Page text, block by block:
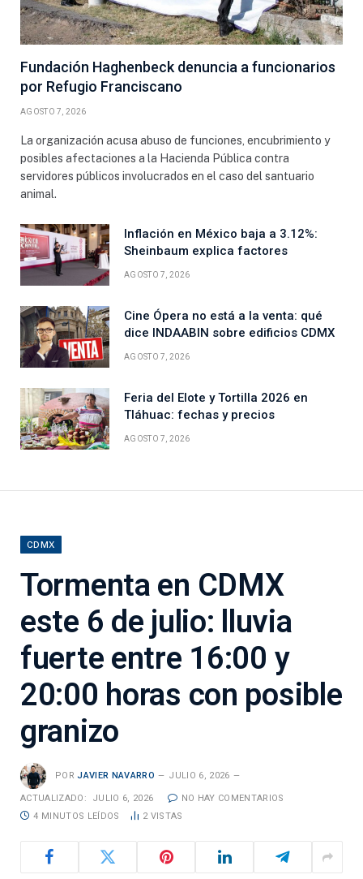
Fundación Haghenbeck denuncia a funcionarios
por Refugio Franciscano
AGOSTO 7, 2026
La organización acusa abuso de funciones, encubrimiento y
posibles afectaciones a la Hacienda Pública contra
servidores públicos involucrados en el caso del santuario
animal.
Inflación en México baja a 3.12%:
Sheinbaum explica factores
AGOSTO 7, 2026
Cine Ópera no está a la venta: qué
dice INDAABIN sobre edificios CDMX
AGOSTO 7, 2026
Feria del Elote y Tortilla 2026 en
Tláhuac: fechas y precios
AGOSTO 7, 2026
CDMX
Tormenta en CDMX
este 6 de julio: lluvia
fuerte entre 16:00 y
20:00 horas con posible
granizo
POR JAVIER NAVARRO JULIO 6, 2026
ACTUALIZADO: JULIO 6, 2026
NO HAY COMENTARIOS
4 MINUTOS LEÍDOS
2 VISTAS